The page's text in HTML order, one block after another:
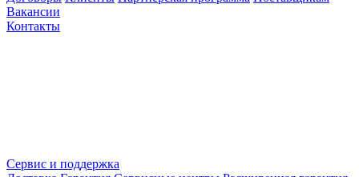
Вакансии
Контакты
Сервис и поддержка